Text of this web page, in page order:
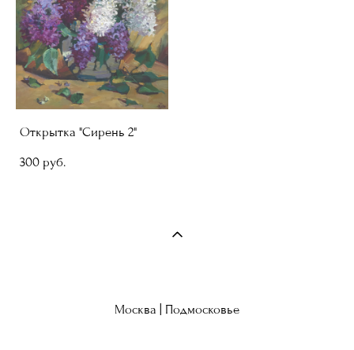
Открытка "Сирень 2"
300 pуб.
Москва | Подмосковье